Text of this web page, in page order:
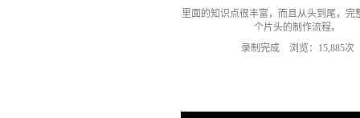
里面的知识点很丰富，而且从头到尾，完
个片头的制作流程。
录制完成 浏览：15,885次